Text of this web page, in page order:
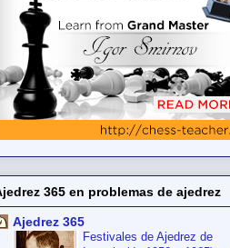
365 en problemas de ajedrez
Ajedrez 365
Festivales de Ajedrez de